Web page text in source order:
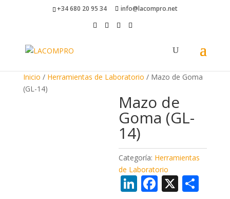
+34 680 20 95 34 info@lacompro.net
Inicio / Herramientas de Laboratorio / Mazo de Goma
(GL-14)
Mazo de
Goma (GL-
14)
Categoría: Herramientas
de Laboratorio
Li F X